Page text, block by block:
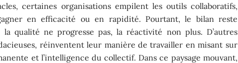
certaines organisations empilent les outils collaboratifs,
en efficacité ou en rapidité. Pourtant, le bilan reste
qualité ne progresse pas, la réactivité non plus. D’autres
réinventent leur manière de travailler en misant sur
et l’intelligence du collectif. Dans ce paysage mouvant,